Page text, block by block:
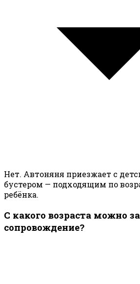
Нет. Автоняня приезжает с
бустером — подходящим по
ребёнка.
С какого возраста можно
сопровождение?